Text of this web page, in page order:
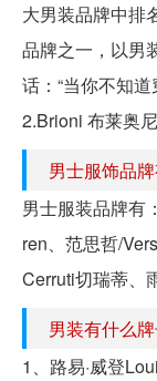
大男装品牌中排
品牌之一，以男
话：“当你不知
2.Brioni 布莱奥
男士服饰品
男士服装品牌有
ren、范思哲/
Cerruti切瑞蒂、
男装有什么
1、路易·威登